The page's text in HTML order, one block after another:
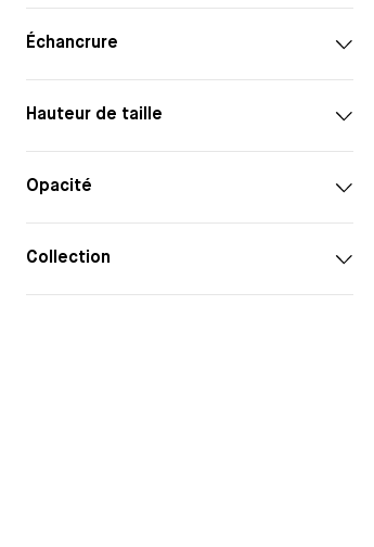
Échancrure
Hauteur de taille
Opacité
Collection